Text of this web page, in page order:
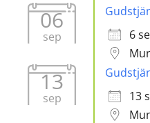
06
sep
6
13
sep
13